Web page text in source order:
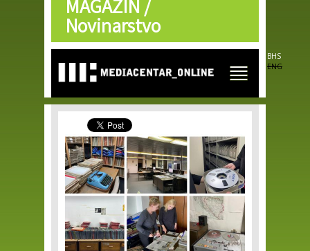
Skip to
main
content
MAGAZIN /
Novinarstvo
BHS
ENG